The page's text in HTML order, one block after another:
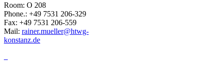
Room: O 208
Phone.: +49 7531 206-329
Fax: +49 7531 206-559
Mail: rainer.mueller@htwg-
konstanz.de